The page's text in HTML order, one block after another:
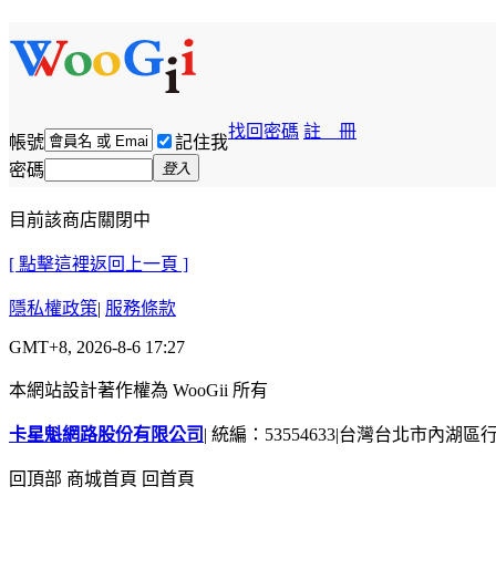
帳號 記住我
找回密碼 註 冊
密碼 登入
目前該商店關閉中
[ 點擊這裡返回上一頁 ]
隱私權政策| 服務條款
GMT+8, 2026-8-6 17:27
本網站設計著作權為 WooGii 所有
卡星魁網路股份有限公司 | 統編：53554633|台灣台北市內湖區
回頂部 商城首頁 回首頁